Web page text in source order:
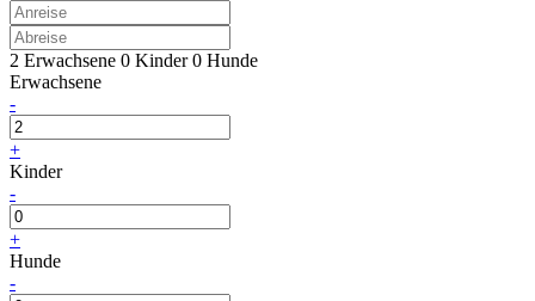
2 Erwachsene 0 Kinder 0 Hunde
Erwachsene
-
+
Kinder
-
+
Hunde
-